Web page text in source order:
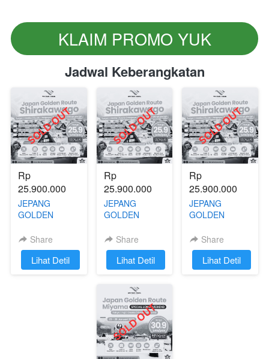
`
KLAIM PROMO YUK
Jadwal Keberangkatan
Rp
25.900.000
JEPANG
GOLDEN
SHIRAKAWAGO
| 19 - 25
Januari 2025
Share
`Lihat Detil
Rp
25.900.000
JEPANG
GOLDEN
SHIRAKAWAGO
| 12 - 18
Januari 2025
Share
`Lihat Detil
Rp
25.900.000
JEPANG
GOLDEN
SHIRAKAWAGO
| 5 - 11 Januari
2025
Share
`Lihat Detil